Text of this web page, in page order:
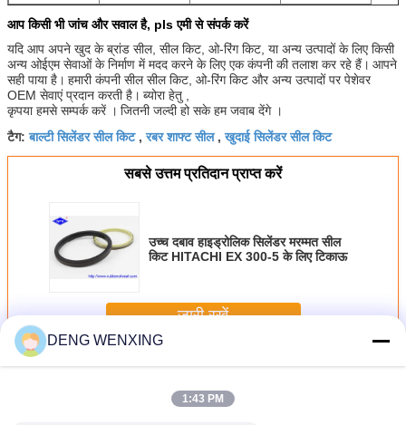
आप किसी भी जांच और सवाल है, pls एमी से संपर्क करें
यदि आप अपने खुद के ब्रांड सील, सील किट, ओ-रिंग किट, या अन्य उत्पादों के लिए किसी
अन्य ओईएम सेवाओं के निर्माण में मदद करने के लिए एक कंपनी की तलाश कर रहे हैं। आपने
सही पाया है। हमारी कंपनी सील सील किट, ओ-रिंग किट और अन्य उत्पादों पर पेशेवर
OEM सेवाएं प्रदान करती है। ब्योरा हेतु ,
कृपया हमसे सम्पर्क करें । जितनी जल्दी हो सके हम जवाब देंगे ।
टैग:बाल्टी सिलेंडर सील किट,रबर शाफ्ट सील,खुदाई सिलेंडर सील किट
सबसे उत्तम प्रतिदान प्राप्त करें
उच्च दबाव हाइड्रोलिक सिलेंडर मरम्मत सील
किट HITACHI EX 300-5 के लिए टिकाऊ
जारी रखें
अधिकखुदाई सील किट
DENG WENXING
1:43 PM